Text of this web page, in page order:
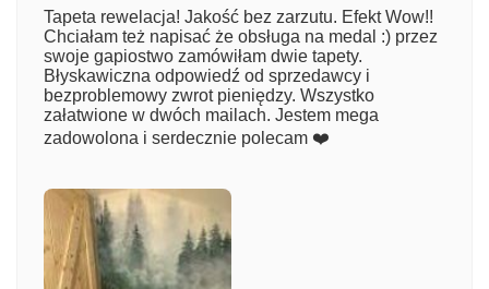
Numer zamówienia
Imię
Tapeta rewelacja! Jakość bez zarzutu. Efekt Wow!!
Chciałam też napisać że obsługa na medal :) przez
swoje gapiostwo zamówiłam dwie tapety.
Błyskawiczna odpowiedź od sprzedawcy i
bezproblemowy zwrot pieniędzy. Wszystko
załatwione w dwóch mailach. Jestem mega
zadowolona i serdecznie polecam ❤️